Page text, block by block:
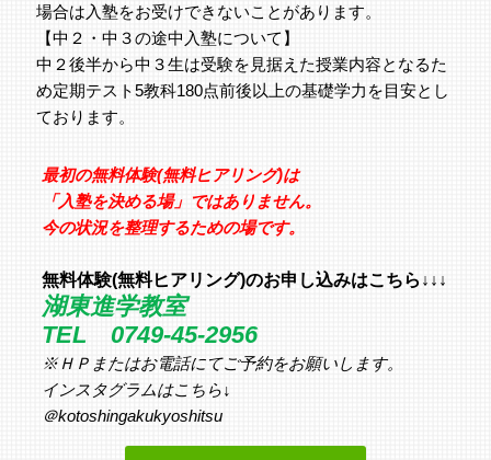
場合は入塾をお受けできないことがあります。
【中２・中３の途中入塾について】
中２後半から中３生は受験を見据えた授業内容となるた
め定期テスト5教科180点前後以上の基礎学力を目安とし
ております。
最初の無料体験(無料ヒアリング)は
「入塾を決める場」ではありません。
今の状況を整理するための場です。
無料体験(無料ヒアリング)のお申し込みはこちら↓↓↓
湖東進学教室
TEL 0749-45-2956
※ＨＰまたはお電話にてご予約をお願いします。
インスタグラムはこちら↓
＠kotoshingakukyoshitsu